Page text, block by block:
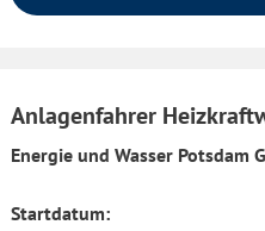
Anlagenfahrer
Energie und Wasser Potsdam
Startdatum: